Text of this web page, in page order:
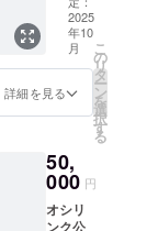
完成か
らサー
ビス終
了まで
永年 ・
掲載方
法：文
ラス
ト・特
別ロゴ
・注意
2025
年10
月
詳細を見る
こ
の
リ
タ
ー
ン
を
選
択
す
る
50,
000 円
オシリ
ンク公